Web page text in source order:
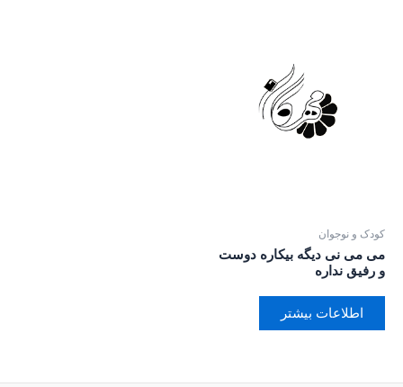
کودک و نوجوان
می می نی دیگه بیکاره دوست
و رفیق نداره
اطلاعات بیشتر